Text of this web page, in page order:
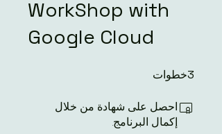
WorkShop with
Google Cloud
3خطوات
احصل على شهادة من خلال
إكمال البرنامج.